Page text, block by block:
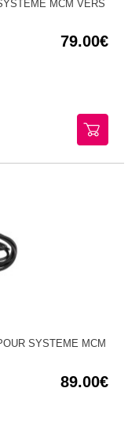
MCM VERS
79.00
SYSTEME MCM
89.00